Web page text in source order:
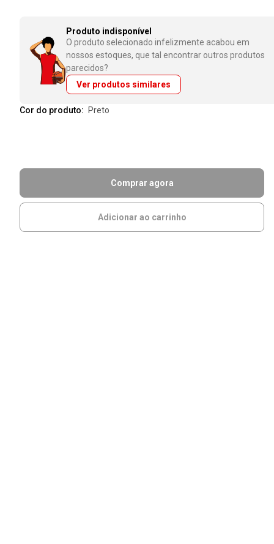
Produto indisponível
O produto selecionado infelizmente acabou em
nossos estoques, que tal encontrar outros produtos
parecidos?
Ver produtos similares
Cor do produto: preto
Comprar agora
Adicionar ao carrinho